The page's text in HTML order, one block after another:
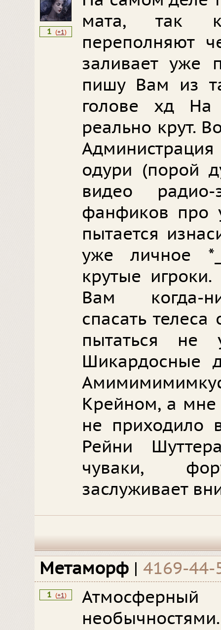
1 (+1)
мата, так
переполняют
заливает уже
пишу Вам из
голове хд
реально крут.
Администрация
одури (порой
видео
фанфиков про
пытается
уже личное
крутые
Вам когда-
спасать
пытаться не
Шикардосные
Крейном, а мне
не приходило
Рейни
чуваки,
заслуживает
Метаморф | 4169-44-
1 (+1)